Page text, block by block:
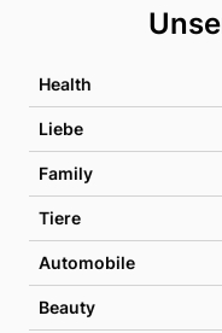
Health
Liebe
Family
Tiere
Automobile
Beauty